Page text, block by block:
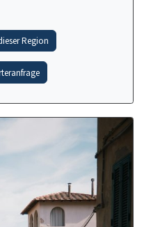
Region